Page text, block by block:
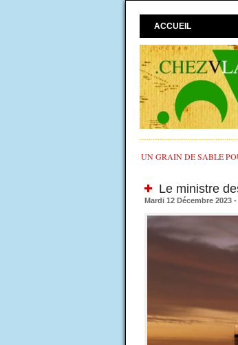
ACCUEIL
UN GRAIN DE SABLE
Le ministre
Mardi 12 Décembre 2023 -